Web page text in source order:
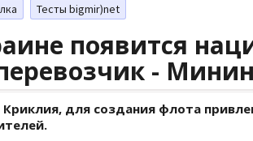
Тесты bigmir)net
появится
-
для создания флота